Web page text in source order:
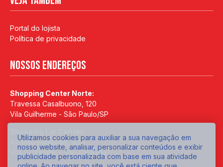
Portal do lojista
Política de privacidade
Nossos endereços
Shopping Center Norte:
Travessa Casalbuono, 120
Vila Guilherme - São Paulo/SP
Av. Otto Baumgart, 500
Vila Guilherme - São Paulo/SP
Utilizamos cookies para auxiliar a sua navegação em
nosso website, analisar, personalizar conteúdos e exibir
publicidade personalizada com base em sua atividade